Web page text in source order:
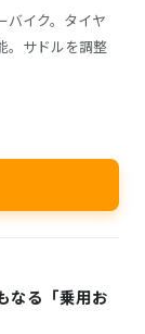
バイク。タイヤ
。サドルを調整
なる「乗用お